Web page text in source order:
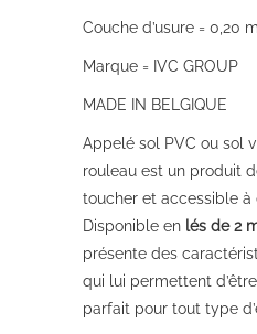
Couche d’usure = 0,20
Marque = IVC GROUP
MADE IN BELGIQUE
Appelé sol PVC ou sol
rouleau est un produit
toucher et accessible
Disponible en lés de 2
présente des
qui lui permettent
parfait pour tout type